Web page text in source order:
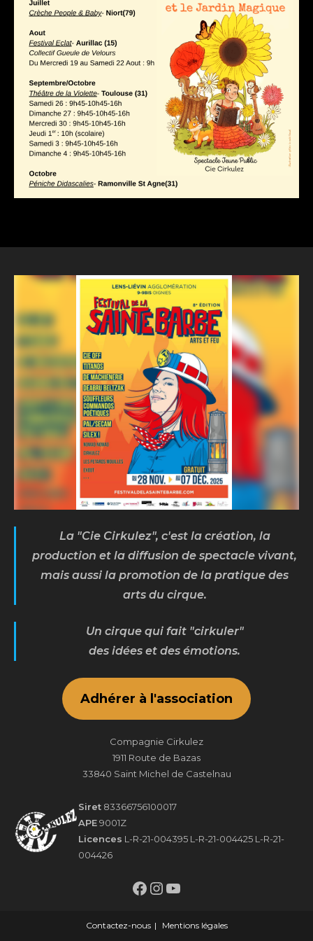
La "Cie Cirkulez", c'est la création, la
production et la diffusion de spectacle vivant,
mais aussi la promotion de la pratique des
arts du cirque.
Un cirque qui fait "cirkuler"
des idées et des émotions.
Adhérer à l'association
Compagnie Cirkulez
1911 Route de Bazas
33840 Saint Michel de Castelnau
Siret83366756100017
APE9001Z
Licences L-R-21-004395 L-R-21-004425 L-R-21-
004426
Facebook Instagram YouTube
Contactez-nous Mentions légales